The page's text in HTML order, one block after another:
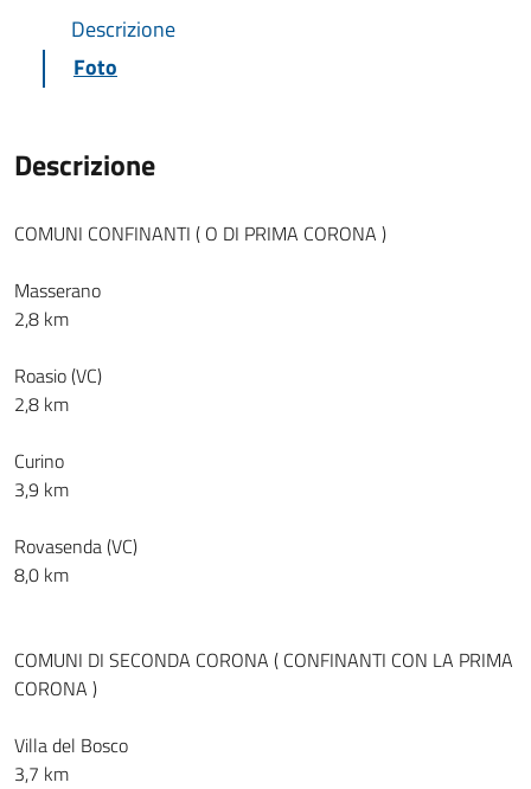
Descrizione
Foto
Descrizione
COMUNI CONFINANTI ( O DI PRIMA CORONA )
Masserano
2,8 km
Roasio (VC)
2,8 km
Curino
3,9 km
Rovasenda (VC)
8,0 km
COMUNI DI SECONDA CORONA ( CONFINANTI CON LA PRIMA
CORONA )
Villa del Bosco
3,7 km